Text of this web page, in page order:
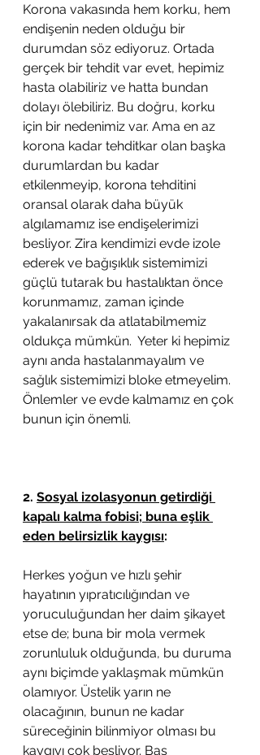
Korona vakasında hem korku, hem
endişenin neden olduğu bir
durumdan söz ediyoruz. Ortada
gerçek bir tehdit var evet, hepimiz
hasta olabiliriz ve hatta bundan
dolayı ölebiliriz. Bu doğru, korku
için bir nedenimiz var. Ama en az
korona kadar tehditkar olan başka
durumlardan bu kadar
etkilenmeyip, korona tehditini
oransal olarak daha büyük
algılamamız ise endişelerimizi
besliyor. Zira kendimizi evde izole
ederek ve bağışıklık sistemimizi
güçlü tutarak bu hastalıktan önce
korunmamız, zaman içinde
yakalanırsak da atlatabilmemiz
oldukça mümkün.  Yeter ki hepimiz
aynı anda hastalanmayalım ve
sağlık sistemimizi bloke etmeyelim.
Önlemler ve evde kalmamız en çok
bunun için önemli.
2. Sosyal izolasyonun getirdiği
kapalı kalma fobisi; buna eşlik
eden belirsizlik kaygısı:
Herkes yoğun ve hızlı şehir
hayatının yıpratıcılığından ve
yoruculuğundan her daim şikayet
etse de; buna bir mola vermek
zorunluluk olduğunda, bu duruma
aynı biçimde yaklaşmak mümkün
olamıyor. Üstelik yarın ne
olacağının, bunun ne kadar
süreceğinin bilinmiyor olması bu
kaygıyı çok besliyor. Baş